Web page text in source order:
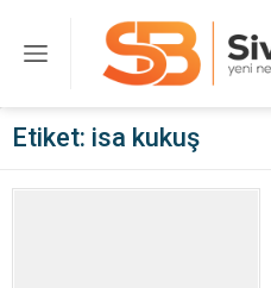
Etiket: isa kukuş